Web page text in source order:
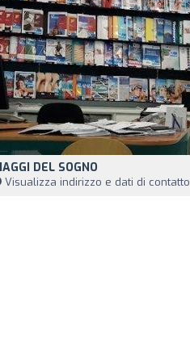
DEL SOGNO
Visualizza indirizzo e dati di contatto